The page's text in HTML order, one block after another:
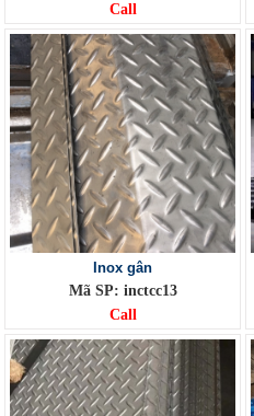
Call
Inox gân
Mã SP: inctcc13
Call